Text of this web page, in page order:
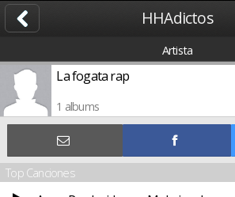
HHAdictos
Artista
La fogata rap
1 albums
Top Canciones